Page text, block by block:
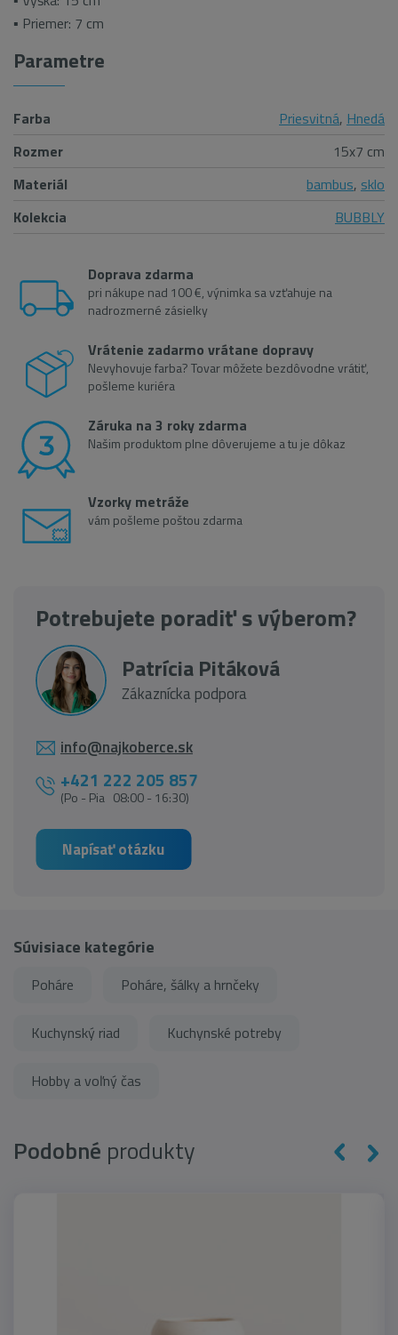
▪ Priemer: 7 cm
Parametre
Farba Priesvitná, Hnedá
Rozmer
15x7 cm
Materiál
bambus, sklo
Kolekcia
BUBBLY
Doprava zdarma
pri nákupe nad 100 €, výnimka sa vzťahuje na
nadrozmerné zásielky
Vrátenie zadarmo vrátane dopravy
Nevyhovuje farba? Tovar môžete bezdôvodne vrátiť,
pošleme kuriéra
Záruka na 3 roky zdarma
Našim produktom plne dôverujeme a tu je dôkaz
Vzorky metráže
vám pošleme poštou zdarma
Potrebujete poradiť s výberom?
Patrícia Pitáková
Zákaznícka podpora
info@najkoberce.sk
+421 222 205 857
(Po - Pia 08:00 - 16:30)
Napísať otázku
Súvisiace kategórie
Poháre Poháre, šálky a hrnčeky
Kuchynský riad Kuchynské potreby
Hobby a voľný čas
Podobné produkty